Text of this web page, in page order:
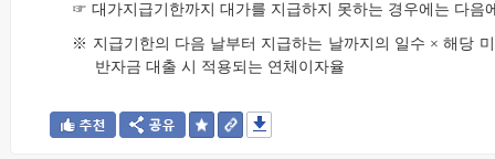
☞ 대가지급기한까지 대가를 지급하지 못하는 경우에는 다음
※ 지급기한의 다음 날부터 지급하는 날까지의 일수 × 해당
반자금 대출 시 적용되는 연체이자율